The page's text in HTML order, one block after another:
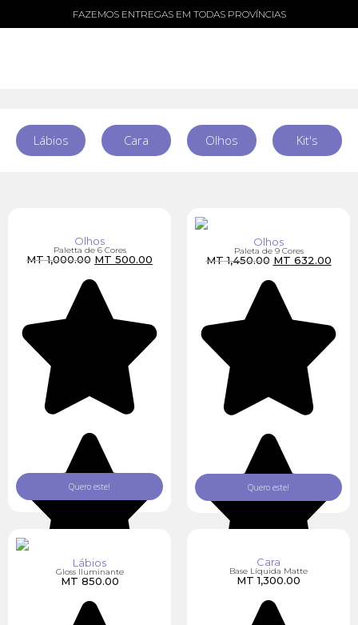
FAZEMOS ENTREGAS EM TODAS PROVÍNCIAS
Lábios Cara Olhos Kit's
Olhos
Paletta de 6 Cores
MT1,000.00 MT 500.00
Quero este!
Olhos
Paleta de 9 Cores
MT1,450.00 MT 632.00
Quero este!
Lábios
Gloss Iluminante
MT 850.00
Cara
Base Líquida Matte
MT 1,300.00